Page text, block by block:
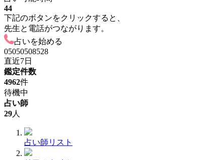
44
下記のボタンをクリックすると、
先生と電話がつながります。
占いを始める
05050508528
直近7日
鑑定件数
4962件
待機中
占い師
29人
占い師リスト